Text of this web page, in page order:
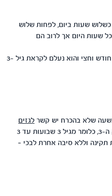
שעות ביום, לפחות שלוש
שעות היום אך לרוב הם
לרוב, תינוקות סובלים מקוליק החל מהשבוע השני לחייהם, השיא מגיע בסביבות גיל חודש וחצי והוא נעלם לקראת גיל 3-
בשעה שלא בהכרח יש קשר לגזים
של התינוק. סביר יותר שאם כאבי הבטן מתקיימים לפי חוק ה-3, כלומר מגיל 3 שבועות עד 3
התפתחות תקינה וללא סיבה אחרת לבכי –